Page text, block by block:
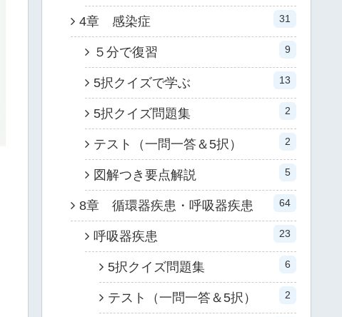
4章 感染症 31
５分で復習 9
5択クイズで学ぶ 13
5択クイズ問題集 2
テスト（一問一答＆5択） 2
図解つき要点解説 5
8章 循環器疾患・呼吸器疾患 64
呼吸器疾患 23
5択クイズ問題集 6
テスト（一問一答＆5択） 2